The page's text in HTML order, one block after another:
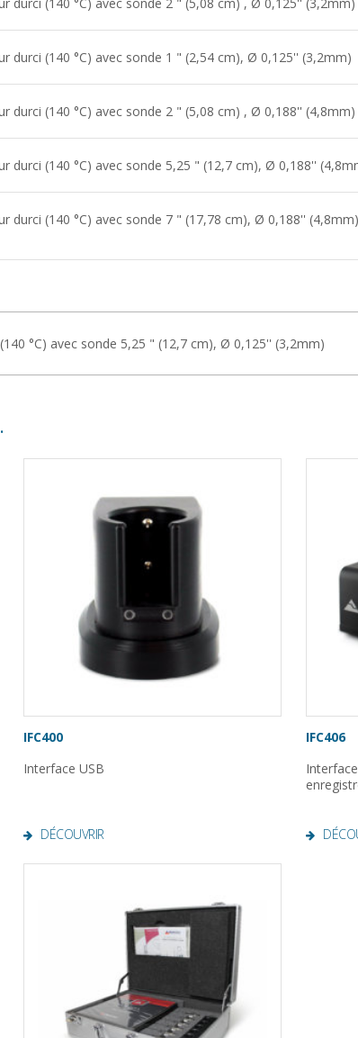
durci (140 °C) avec sonde 1 " (2,54 cm), Ø 0,125'' (3,2mm)
durci (140 °C) avec sonde 2 " (5,08 cm) , Ø 0,188'' (4,8mm)
durci (140 °C) avec sonde 5,25 " (12,7 cm), Ø 0,188''
durci (140 °C) avec sonde 7 " (17,78 cm), Ø 0,188'' (4,8mm)
IFC400
Interface USB
DÉCOUVRIR
IFC406